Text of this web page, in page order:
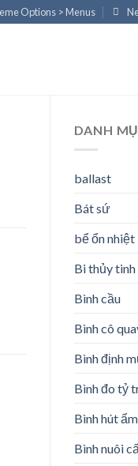
Options > Menus
DANH
ballast
Bát sứ
bể ổn nhiệt
Bi thủy tinh
Bình cầu
Bình cô
Bình định
Bình đo tỷ
Bình hút ẩm
Bình nuôi